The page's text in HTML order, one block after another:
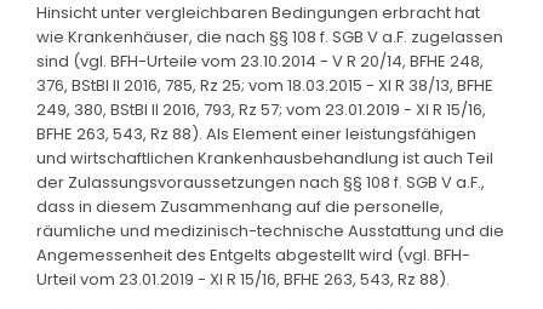
Hinsicht unter vergleichbaren Bedingungen erbracht hat
wie Krankenhäuser, die nach §§ 108 f. SGB V a.F. zugelassen
sind (vgl. BFH-Urteile vom 23.10.2014 - V R 20/14, BFHE 248,
376, BStBl II 2016, 785, Rz 25; vom 18.03.2015 - XI R 38/13, BFHE
249, 380, BStBl II 2016, 793, Rz 57; vom 23.01.2019 - XI R 15/16,
BFHE 263, 543, Rz 88). Als Element einer leistungsfähigen
und wirtschaftlichen Krankenhausbehandlung ist auch Teil
der Zulassungsvoraussetzungen nach §§ 108 f. SGB V a.F.,
dass in diesem Zusammenhang auf die personelle,
räumliche und medizinisch-technische Ausstattung und die
Angemessenheit des Entgelts abgestellt wird (vgl. BFH-
Urteil vom 23.01.2019 - XI R 15/16, BFHE 263, 543, Rz 88).